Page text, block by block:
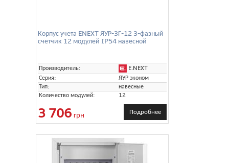
Корпус учета ENEXT ЯУР-3Г-12 3-фазный
счетчик 12 модулей IP54 навесной
Производитель:
E.NEXT
Серия:
ЯУР эконом
Тип:
навесные
Количество модулей:
12
3 706 грн Подробнее